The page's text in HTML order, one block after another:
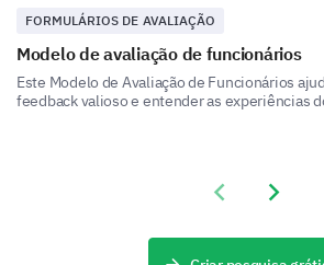
Reason For Time Off
Understanding your reason helps us
support our team better. Thank you
FORMULÁRIOS DE AVALIAÇÃO
Modelo de avaliação de funcionários
Este Modelo de Avaliação de Funcionários
feedback valioso e entender as experiências
Previous slide
Next slide